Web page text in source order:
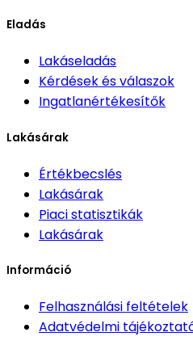
Eladás
Lakáseladás
Kérdések és válaszok
Ingatlanértékesítők
Lakásárak
Értékbecslés
Lakásárak
Piaci statisztikák
Lakásárak
Információ
Felhasználási feltételek
Adatvédelmi